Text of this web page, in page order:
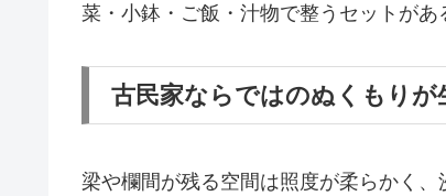
菜・小鉢・ご飯・汁物で整うセットがあ
古民家ならではのぬくもりが
梁や欄間が残る空間は照度が柔らかく